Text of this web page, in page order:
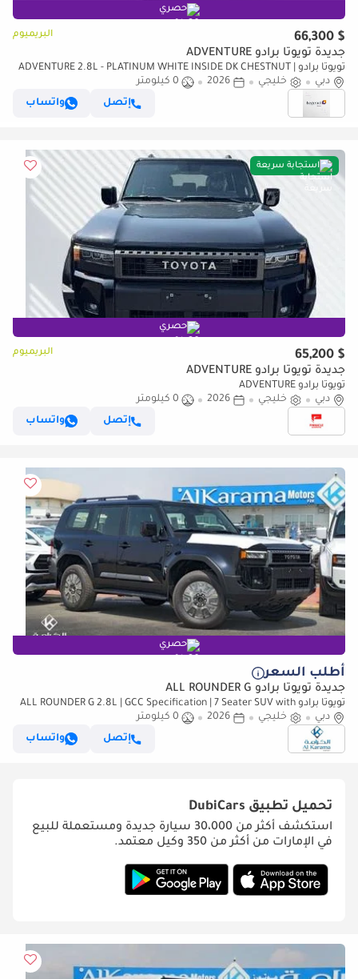
حصري
$ 66,300 البريميوم
جديدة تويوتا برادو ADVENTURE
تويوتا برادو ADVENTURE 2.8L - PLATINUM WHITE INSIDE DK CHESTNUT |
EXPORT ONLY
دبي خليجي 2026
0 كيلومتر
إتصل
واتساب
استجابة سريعة
حصري
$ 65,200 البريميوم
جديدة تويوتا برادو ADVENTURE
تويوتا برادو ADVENTURE
دبي
خليجي 2026
0 كيلومتر
إتصل
واتساب
حصري
أطلب السعر
جديدة تويوتا برادو ALL ROUNDER G
تويوتا برادو ALL ROUNDER G 2.8L | GCC Specification | 7 Seater SUV with
Sunroof and Leather Seats
دبي خليجي 2026
0 كيلومتر
إتصل
واتساب
تحميل تطبيق DubiCars
استكشف أكثر من 30،000 سيارة جديدة ومستعملة للبيع
في الإمارات من أكثر من 350 وكيل معتمد.